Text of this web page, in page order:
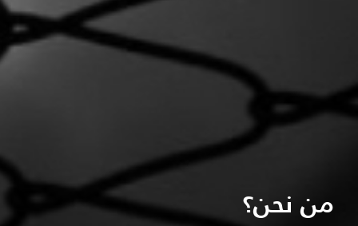
من نحن؟